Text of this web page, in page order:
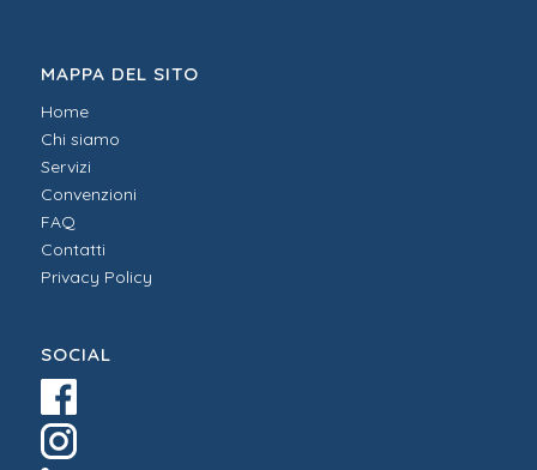
MAPPA DEL SITO
Home
Chi siamo
Servizi
Convenzioni
FAQ
Contatti
Privacy Policy
SOCIAL